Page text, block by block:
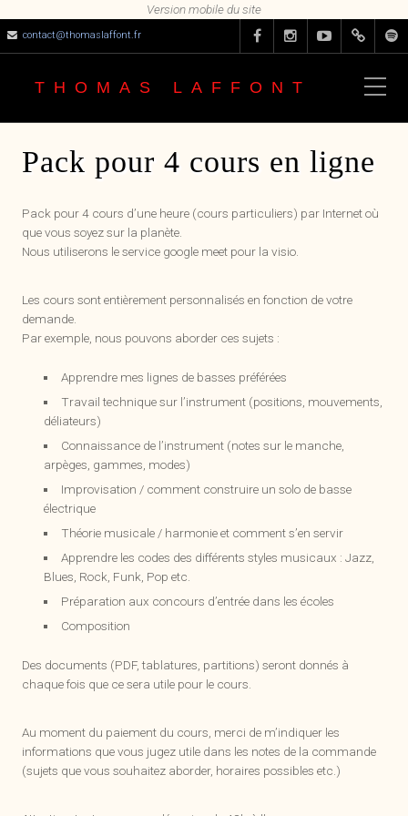
contact@thomaslaffont.fr
THOMAS LAFFONT
Pack pour 4 cours en ligne
Pack pour 4 cours d’une heure (cours particuliers) par Internet où
que vous soyez sur la planète.
Nous utiliserons le service google meet pour la visio.
Les cours sont entièrement personnalisés en fonction de votre
demande.
Par exemple, nous pouvons aborder ces sujets :
Apprendre mes lignes de basses préférées
Travail technique sur l’instrument (positions, mouvements,
déliateurs)
Connaissance de l’instrument (notes sur le manche,
arpèges, gammes, modes)
Improvisation / comment construire un solo de basse
électrique
Théorie musicale / harmonie et comment s’en servir
Apprendre les codes des différents styles musicaux : Jazz,
Blues, Rock, Funk, Pop etc.
Préparation aux concours d’entrée dans les écoles
Composition
Des documents (PDF, tablatures, partitions) seront donnés à
chaque fois que ce sera utile pour le cours.
Au moment du paiement du cours, merci de m’indiquer les
informations que vous jugez utile dans les notes de la commande
(sujets que vous souhaitez aborder, horaires possibles etc.)